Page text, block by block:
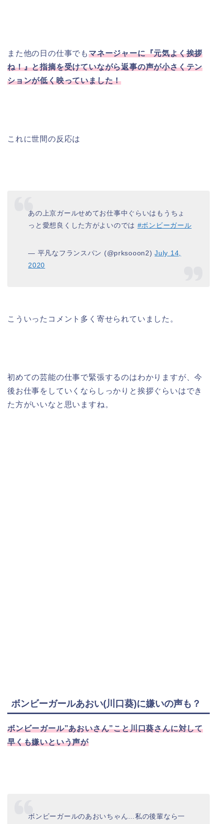
また他の日の仕事でもマネージャーに『元気よく挨拶
ね！』と指摘を受けていながら返事の声が小さくテン
ションが低く映っていました！
これに世間の反応は
あの上京ガールせめてお仕事中ぐらいはもうちょ
っと愛想良くした方がよいのでは #ボンビーガール
— 平凡なフランスパン (@prksooon2)July 14,
2020
こういったコメント多く寄せられていました。
初めての芸能の仕事で緊張するのはわかりますが、今
後お仕事をしていくならしっかりと挨拶ぐらいはでき
た方がいいなと思いますね。
ボンビーガールあおい(川口葵)に嫌いの声も？
ボンビーガール”あおいさん”こと川口葵さんに対して
早くも嫌いという声が
ボンビーガールのあおいちゃん…私の後輩なら一